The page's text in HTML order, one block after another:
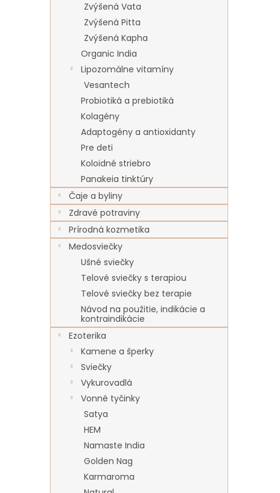
Zvýšená Vata
Zvýšená Pitta
Zvýšená Kapha
Organic India
Lipozomálne vitamíny
Vesantech
Probiotiká a prebiotiká
Kolagény
Adaptogény a antioxidanty
Pre deti
Koloidné striebro
Panakeia tinktúry
Čaje a byliny
Zdravé potraviny
Prírodná kozmetika
Medosviečky
Ušné sviečky
Telové sviečky s terapiou
Telové sviečky bez terapie
Návod na použitie, indikácie a
kontraindikácie
Ezoterika
Kamene a šperky
Sviečky
Vykurovadlá
Vonné tyčinky
Satya
HEM
Namaste India
Golden Nag
Karmaroma